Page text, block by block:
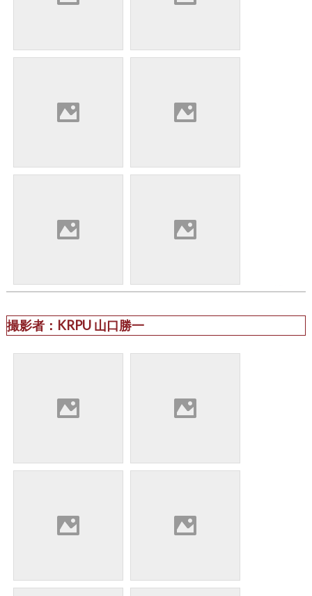
撮影者：KRPU 山口勝一